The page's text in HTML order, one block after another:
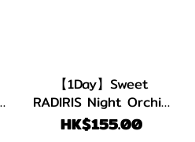
【1Day】Sweet
RADIRIS Night Orchid
日抛｜1盒10片
HK$155.00